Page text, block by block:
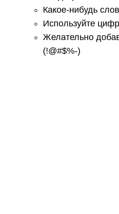
Какое-нибудь
Используйте
Желательно
(!@#$%-)